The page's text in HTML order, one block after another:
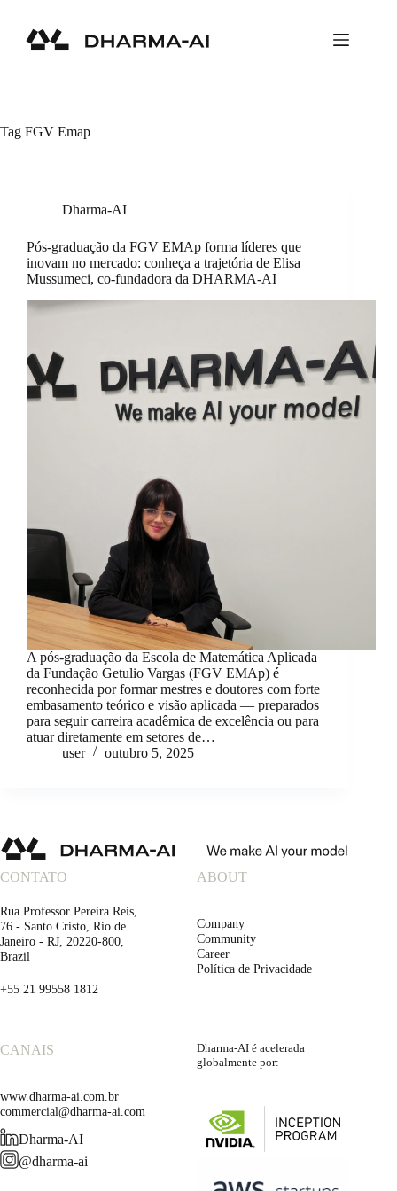
conteúdo
Tag FGV Emap
Dharma-AI
Pós-graduação da FGV EMAp forma líderes que
inovam no mercado: conheça a trajetória de Elisa
Mussumeci, co-fundadora da DHARMA-AI
A pós-graduação da Escola de Matemática Aplicada
da Fundação Getulio Vargas (FGV EMAp) é
reconhecida por formar mestres e doutores com forte
embasamento teórico e visão aplicada — preparados
para seguir carreira acadêmica de excelência ou para
atuar diretamente em setores de…
user
outubro 5, 2025
CONTATO
Rua Professor Pereira Reis,
76 - Santo Cristo, Rio de
Janeiro - RJ, 20220-800,
Brazil
+55 21 99558 1812
ABOUT
Company
Community
Career
Política de Privacidade
CANAIS
www.dharma-ai.com.br
commercial@dharma-ai.com
Dharma-AI
@dharma-ai
Dharma-AI é acelerada
globalmente por: